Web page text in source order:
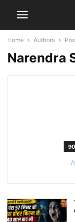
Home Authors
Narendra